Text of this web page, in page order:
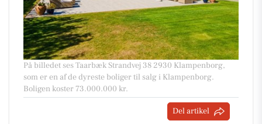
På billedet ses Taarbæk Strandvej 38 2930 Klampenborg,
som er en af de dyreste boliger til salg i Klampenborg.
Boligen koster 73.000.000 kr.
Del artikel